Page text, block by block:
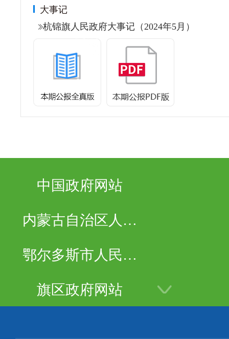
大事记
杭锦旗人民政府大事记（2024年5月）
中国政府网站
内蒙古自治区人民
鄂尔多斯市人民政
旗区政府网站